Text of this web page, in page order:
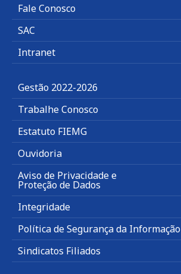
Fale Conosco
SAC
Intranet
Gestão 2022-2026
Trabalhe Conosco
Estatuto FIEMG
Ouvidoria
Aviso de Privacidade e
Proteção de Dados
Integridade
Política de Segurança da Informação
Sindicatos Filiados